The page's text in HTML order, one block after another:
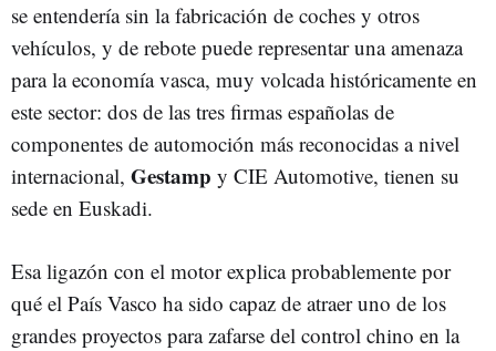
se entendería sin la fabricación de coches y otros
vehículos, y de rebote puede representar una amenaza
para la economía vasca, muy volcada históricamente en
este sector: dos de las tres firmas españolas de
componentes de automoción más reconocidas a nivel
internacional, Gestamp y CIE Automotive, tienen su
sede en Euskadi.
Esa ligazón con el motor explica probablemente por
qué el País Vasco ha sido capaz de atraer uno de los
grandes proyectos para zafarse del control chino en la